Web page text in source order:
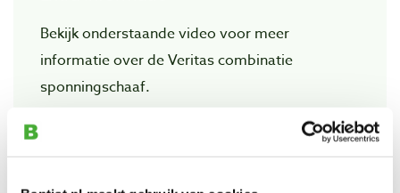
Bekijk onderstaande video voor meer
informatie over de Veritas combinatie
sponningschaaf.